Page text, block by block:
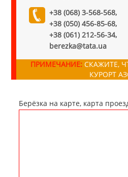
+38 (068) 3-568-568,
+38 (050) 456-85-68,
+38 (061) 212-56-34,
berezka@tata.ua
ПРИМЕЧАНИЕ:СКАЖИТЕ,
КУРОРТ
Берёзка на карте, карта